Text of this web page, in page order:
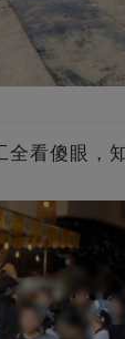
全看傻眼，